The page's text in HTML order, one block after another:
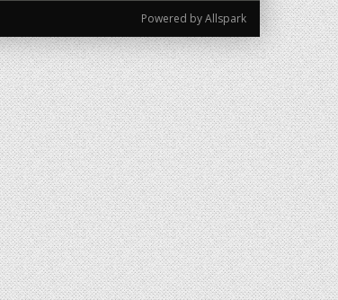
Powered by Allspark